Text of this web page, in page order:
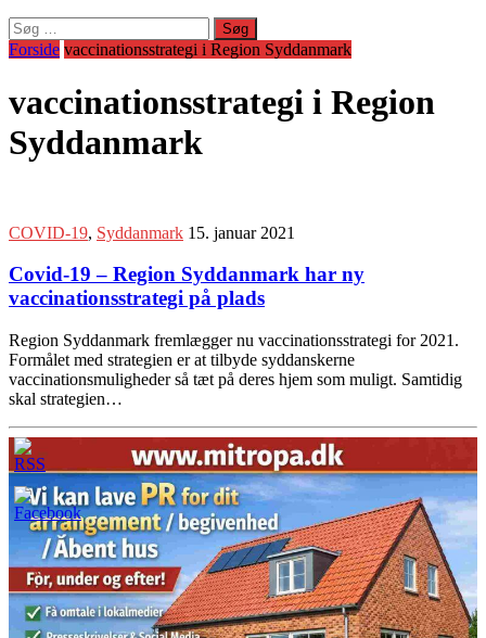
Søg
efter:
Forside vaccinationsstrategi i Region Syddanmark
vaccinationsstrategi i Region
Syddanmark
COVID-19, Syddanmark 15. januar 2021
Covid-19 – Region Syddanmark har ny
vaccinationsstrategi på plads
Region Syddanmark fremlægger nu vaccinationsstrategi for 2021.
Formålet med strategien er at tilbyde syddanskerne
vaccinationsmuligheder så tæt på deres hjem som muligt. Samtidig
skal strategien…